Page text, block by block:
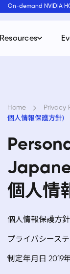
On-demand NVIDIA
Resources
Home Privacy
個人情報保護方針)
個人情
個人情報保護方針
プライバシース
制定年月日 2019年